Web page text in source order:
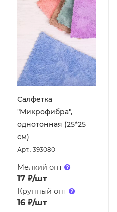
Салфетка
"Микрофибра",
однотонная (25*25
см)
Арт.: 393080
Мелкий опт
17₽/шт
Крупный опт
16₽/шт